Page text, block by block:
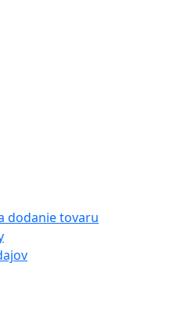
dodanie tovaru